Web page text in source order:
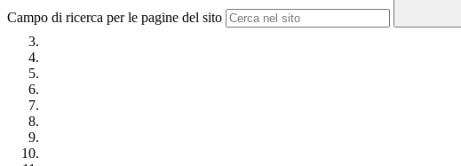
Campo di ricerca per le pagine del sito